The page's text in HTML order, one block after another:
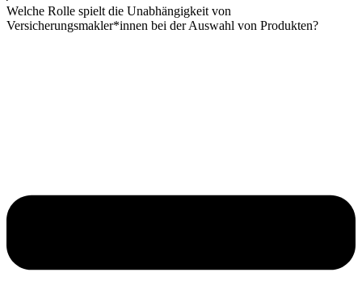
Welche Rolle spielt die Unabhängigkeit von
Versicherungsmakler*innen bei der Auswahl von Produkten?